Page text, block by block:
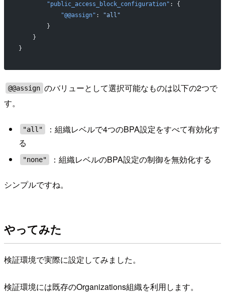
        "public_access_block_configuration"
: {
            "@@assign"
:
"all"
        }
    }
}
@@assign のバリューとして選択可能なものは以下の2つで
す。
"all"
：組織レベルで4つのBPA設定をすべて有効化す
る
"none" ：組織レベルのBPA設定の制御を無効化する
シンプルですね。
やってみた
検証環境で実際に設定してみました。
検証環境には既存のOrganizations組織を利用します。